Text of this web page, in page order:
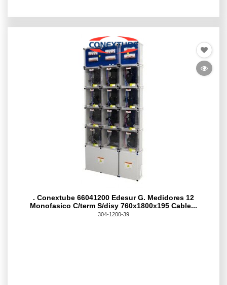
. Conextube 66041200 Edesur G. Medidores 12
Monofasico C/term S/disy 760x1800x195 Cable...
304-1200-39